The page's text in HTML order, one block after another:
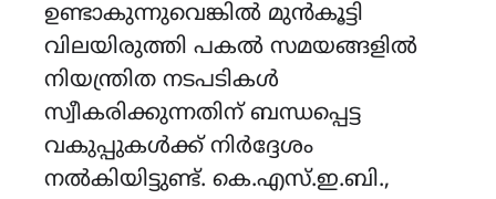
ഉണ്ടാകുന്നുവെങ്കിൽ മുൻകൂട്ടി
വിലയിരുത്തി പകൽ സമയങ്ങളിൽ
നിയന്ത്രിത നടപടികൾ
സ്വീകരിക്കുന്നതിന് ബന്ധപ്പെട്ട
വകുപ്പുകൾക്ക് നിർദ്ദേശം
നൽകിയിട്ടുണ്ട്. കെ.എസ്.ഇ.ബി.,